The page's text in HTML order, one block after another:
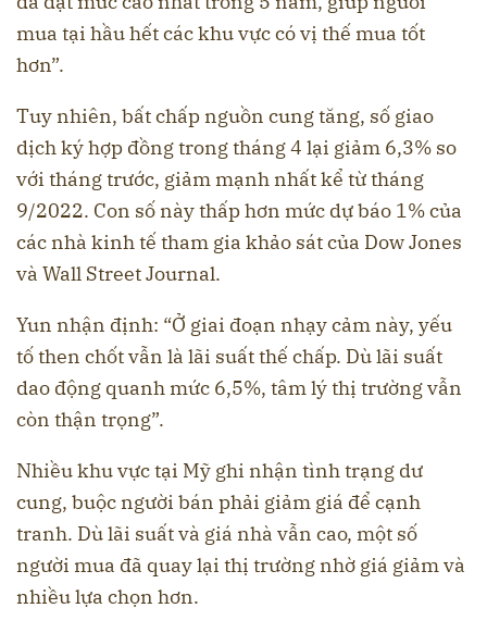
mua tại hầu hết các khu vực có vị thế mua tốt
hơn”.
Tuy nhiên, bất chấp nguồn cung tăng, số giao
dịch ký hợp đồng trong tháng 4 lại giảm 6,3% so
với tháng trước, giảm mạnh nhất kể từ tháng
9/2022. Con số này thấp hơn mức dự báo 1% của
các nhà kinh tế tham gia khảo sát của Dow Jones
và Wall Street Journal.
Yun nhận định: “Ở giai đoạn nhạy cảm này, yếu
tố then chốt vẫn là lãi suất thế chấp. Dù lãi suất
dao động quanh mức 6,5%, tâm lý thị trường vẫn
còn thận trọng”.
Nhiều khu vực tại Mỹ ghi nhận tình trạng dư
cung, buộc người bán phải giảm giá để cạnh
tranh. Dù lãi suất và giá nhà vẫn cao, một số
người mua đã quay lại thị trường nhờ giá giảm và
nhiều lựa chọn hơn.